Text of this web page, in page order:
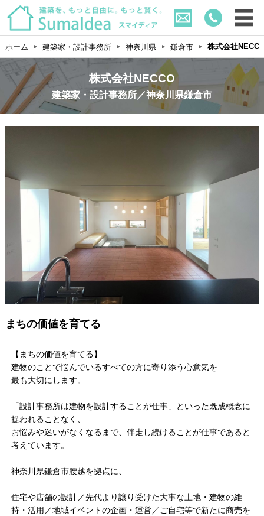
ホーム 建築家・設計事務所 神奈川県 鎌倉市 株式会社
株式会社NECCO
建築家・設計事務所／神奈川県鎌倉市
まちの価値を育てる
【まちの価値を育てる】
建物のことで悩んでいるすべての方に寄り添う心意気を
最も大切にします。
「設計事務所は建物を設計することが仕事」といった既成概念に
捉われることなく、
お悩みや迷いがなくなるまで、伴走し続けることが仕事であると
考えています。
神奈川県鎌倉市腰越を拠点に、
住宅や店舗の設計／先代より譲り受けた大事な土地・建物の維
持・活用／地域イベントの企画・運営／ご自宅等で新たに商売を